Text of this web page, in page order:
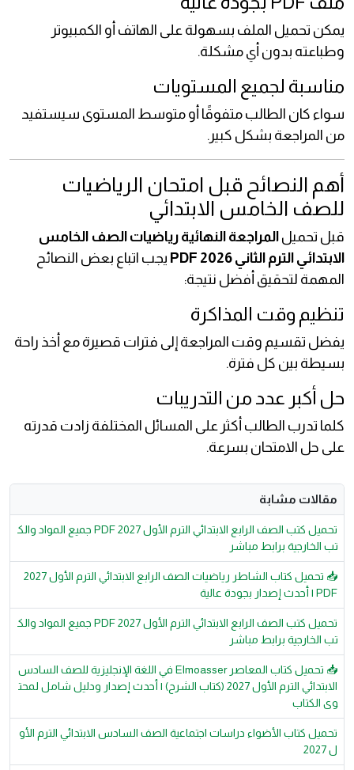
يمكن تحميل الملف بسهولة على الهاتف أو الكمبيوتر
وطباعته بدون أي مشكلة.
مناسبة لجميع المستويات
سواء كان الطالب متفوقًا أو متوسط المستوى سيستفيد
من المراجعة بشكل كبير.
أهم النصائح قبل امتحان الرياضيات
للصف الخامس الابتدائي
قبل تحميل المراجعة النهائية رياضيات الصف الخامس
الابتدائي الترم الثاني 2026 PDF
يجب اتباع بعض النصائح
المهمة لتحقيق أفضل نتيجة:
تنظيم وقت المذاكرة
يفضل تقسيم وقت المراجعة إلى فترات قصيرة مع أخذ راحة
بسيطة بين كل فترة.
حل أكبر عدد من التدريبات
كلما تدرب الطالب أكثر على المسائل المختلفة زادت قدرته
على حل الامتحان بسرعة.
مقالات مشابة
تحميل كتب الصف الرابع الابتدائي الترم الأول 2027 PDF جميع المواد والك
تب الخارجية برابط مباشر
📥 تحميل كتاب الشاطر رياضيات الصف الرابع الابتدائي الترم الأول 2027
PDF | أحدث إصدار بجودة عالية
تحميل كتب الصف الرابع الابتدائي الترم الأول 2027 PDF جميع المواد والك
تب الخارجية برابط مباشر
📥 تحميل كتاب المعاصر Elmoasser في اللغة الإنجليزية للصف السادس
الابتدائي الترم الأول 2027 (كتاب الشرح) | أحدث إصدار ودليل شامل لمحت
وى الكتاب
تحميل كتاب الأضواء دراسات اجتماعية الصف السادس الابتدائي الترم الأو
ل 2027